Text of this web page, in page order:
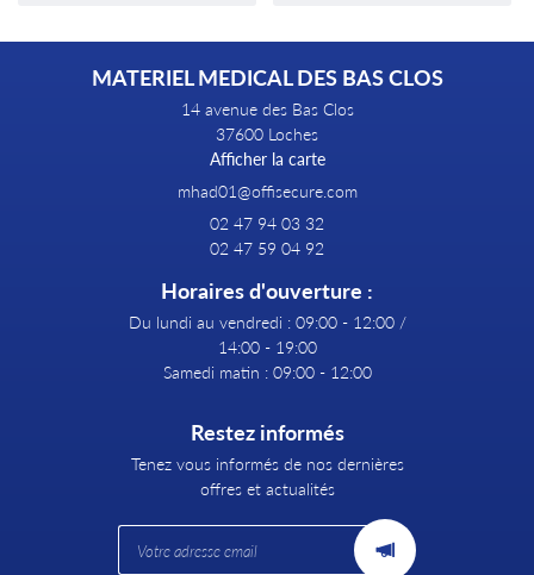
MATERIEL MEDICAL DES BAS CLOS
14 avenue des Bas Clos
37600 Loches
Afficher la carte
02 47 94 03 32
02 47 59 04 92
Horaires d'ouverture :
Du lundi au vendredi : 09:00 - 12:00 /
14:00 - 19:00
Samedi matin : 09:00 - 12:00
Restez informés
Tenez vous informés de nos dernières
offres et actualités